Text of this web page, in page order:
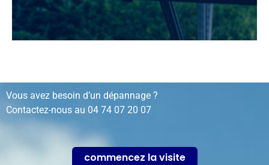
Vous avez besoin d’un dépannage ?
Contactez-nous au 04 74 07 20 07
commencez la visite